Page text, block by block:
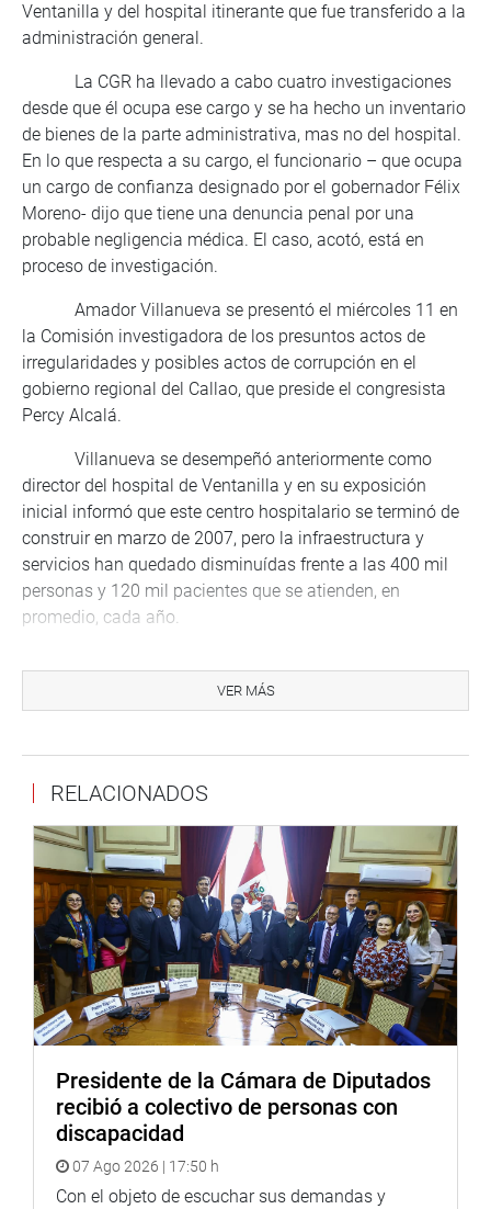
Ventanilla y del hospital itinerante que fue transferido a la
administración general.
La CGR ha llevado a cabo cuatro investigaciones
desde que él ocupa ese cargo y se ha hecho un inventario
de bienes de la parte administrativa, mas no del hospital.
En lo que respecta a su cargo, el funcionario – que ocupa
un cargo de confianza designado por el gobernador Félix
Moreno- dijo que tiene una denuncia penal por una
probable negligencia médica. El caso, acotó, está en
proceso de investigación.
Amador Villanueva se presentó el miércoles 11 en
la Comisión investigadora de los presuntos actos de
irregularidades y posibles actos de corrupción en el
gobierno regional del Callao, que preside el congresista
Percy Alcalá.
Villanueva se desempeñó anteriormente como
director del hospital de Ventanilla y en su exposición
inicial informó que este centro hospitalario se terminó de
construir en marzo de 2007, pero la infraestructura y
servicios han quedado disminuídas frente a las 400 mil
personas y 120 mil pacientes que se atienden, en
promedio, cada año.
decidió que el hospital itinerante de Ventanilla –
encargado de atender contingencias- formase parte de
operaciones.
“Físicamente el hospital no puede crecer,
actualmente se utilizan como consultorios internos y
externos a través de otros programas”, explicó el director
regional. Dijo que inicialmente se tuvo un presupuesto de
9 millones de soles, hoy es de 22 millones 600 mil soles
para atender a las 400 mil personas.
Refirió que como unidad ejecutora, el hospital de
Ventanilla, desde 2013, tiene autonomía administrativa.
no de alta complejidad, por lo que los casos de
operaciones complejas son transferidos al Hospital
Carrión.
Amador Villanueva se comprometió a remitir a la
VER MÁS
RELACIONADOS
Presidente de la Cámara de Diputados
recibió a colectivo de personas con
discapacidad
07 Ago 2026 | 17:50 h
Con el objeto de escuchar sus demandas y